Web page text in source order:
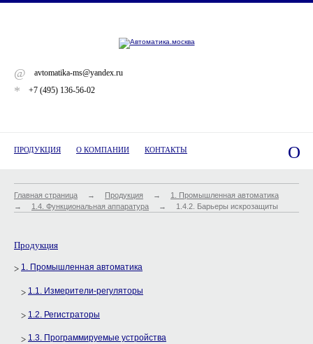
@ avtomatika-ms@yandex.ru
* +7 (495) 136-56-02
ПРОДУКЦИЯ О КОМПАНИИ КОНТАКТЫ O
Главная страница → Продукция →
1. Промышленная автоматика
→
1.4. Функциональная аппаратура → 1.4.2. Барьеры искрозащиты
Продукция
1. Промышленная автоматика
1.1. Измерители-регуляторы
1.2. Регистраторы
1.3. Программируемые устройства